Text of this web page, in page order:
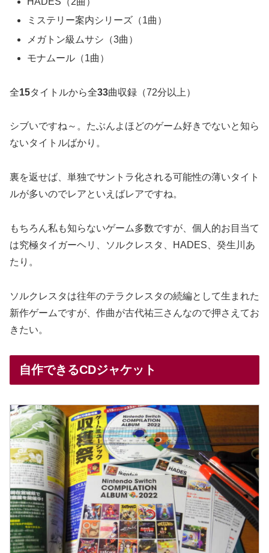
ミステリー案内シリーズ（1曲）
メガトン級ムサシ（3曲）
モナムール（1曲）
全15タイトルから全33曲収録（72分以上）
シブいですね～。たぶんよほどのゲーム好きでないと知ら
ないタイトルばかり。
裏を返せば、単独でサントラ化される可能性の薄いタイト
ルが多いのでレアといえばレアですね。
もちろん私も知らないゲーム多数ですが、個人的お目当て
は究極タイガーヘリ、ソルクレスタ、HADES、癸生川あ
たり。
ソルクレスタは往年のテラクレスタの続編として生まれた
新作ゲームですが、作曲が古代祐三さんなので押さえてお
きたい。
自作できるCDジャケット